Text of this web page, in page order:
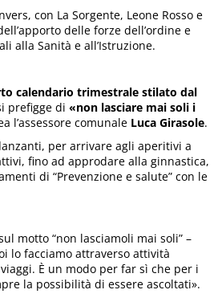
con La Sorgente, Leone Rosso e
delle forze dell’ordine e
alla Sanità e all’Istruzione.
calendario trimestrale stilato dal
prefigge di«non lasciare mai soli i
l’assessore comunale Luca Girasole.
per arrivare agli aperitivi a
fino ad approdare alla ginnastica,
di “Prevenzione e salute” con le
motto “non lasciamoli mai soli” –
lo facciamo attraverso attività
È un modo per far sì che per i
la possibilità di essere ascoltati».